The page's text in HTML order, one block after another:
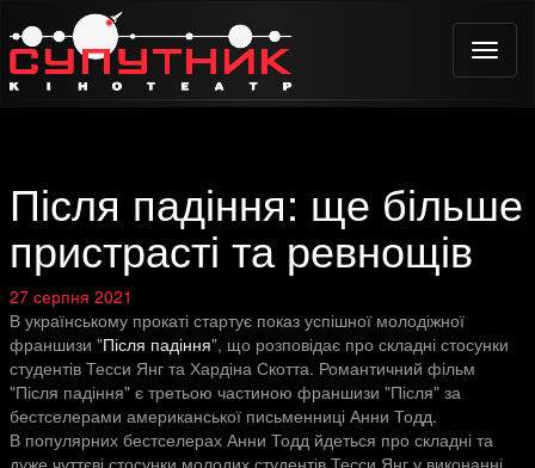
Toggle
Після падіння: ще більше
пристрасті та ревнощів
27 серпня 2021
В українському прокаті стартує показ успішної молодіжної
франшизи "Після падіння", що розповідає про складні стосунки
студентів Тесси Янг та Хардіна Скотта. Романтичний фільм
"Після падіння" є третьою частиною франшизи "Після" за
бестселерами американської письменниці Анни Тодд.
В популярних бестселерах Анни Тодд йдеться про складні та
дуже чуттєві стосунки молодих студентів Тесси Янг у виконанні